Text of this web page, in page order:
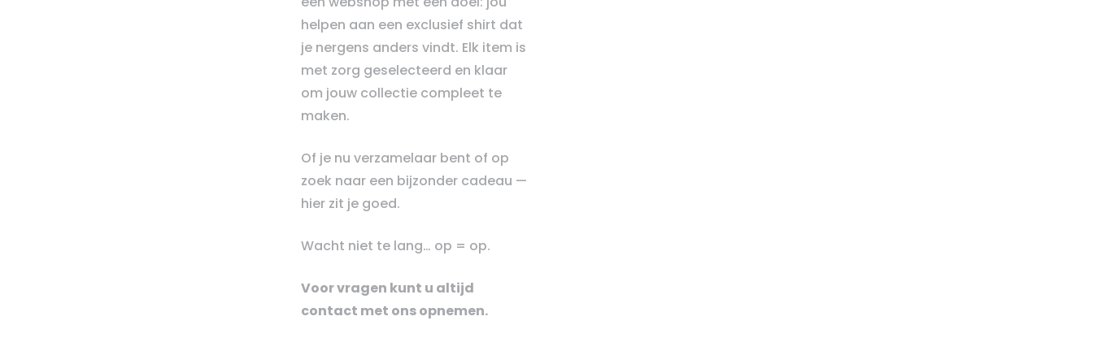
helpen aan een exclusief shirt dat
je nergens anders vindt. Elk item is
met zorg geselecteerd en klaar
om jouw collectie compleet te
maken.
Of je nu verzamelaar bent of op
zoek naar een bijzonder cadeau —
hier zit je goed.
Wacht niet te lang… op = op.
Voor vragen kunt u altijd
contact met ons opnemen.